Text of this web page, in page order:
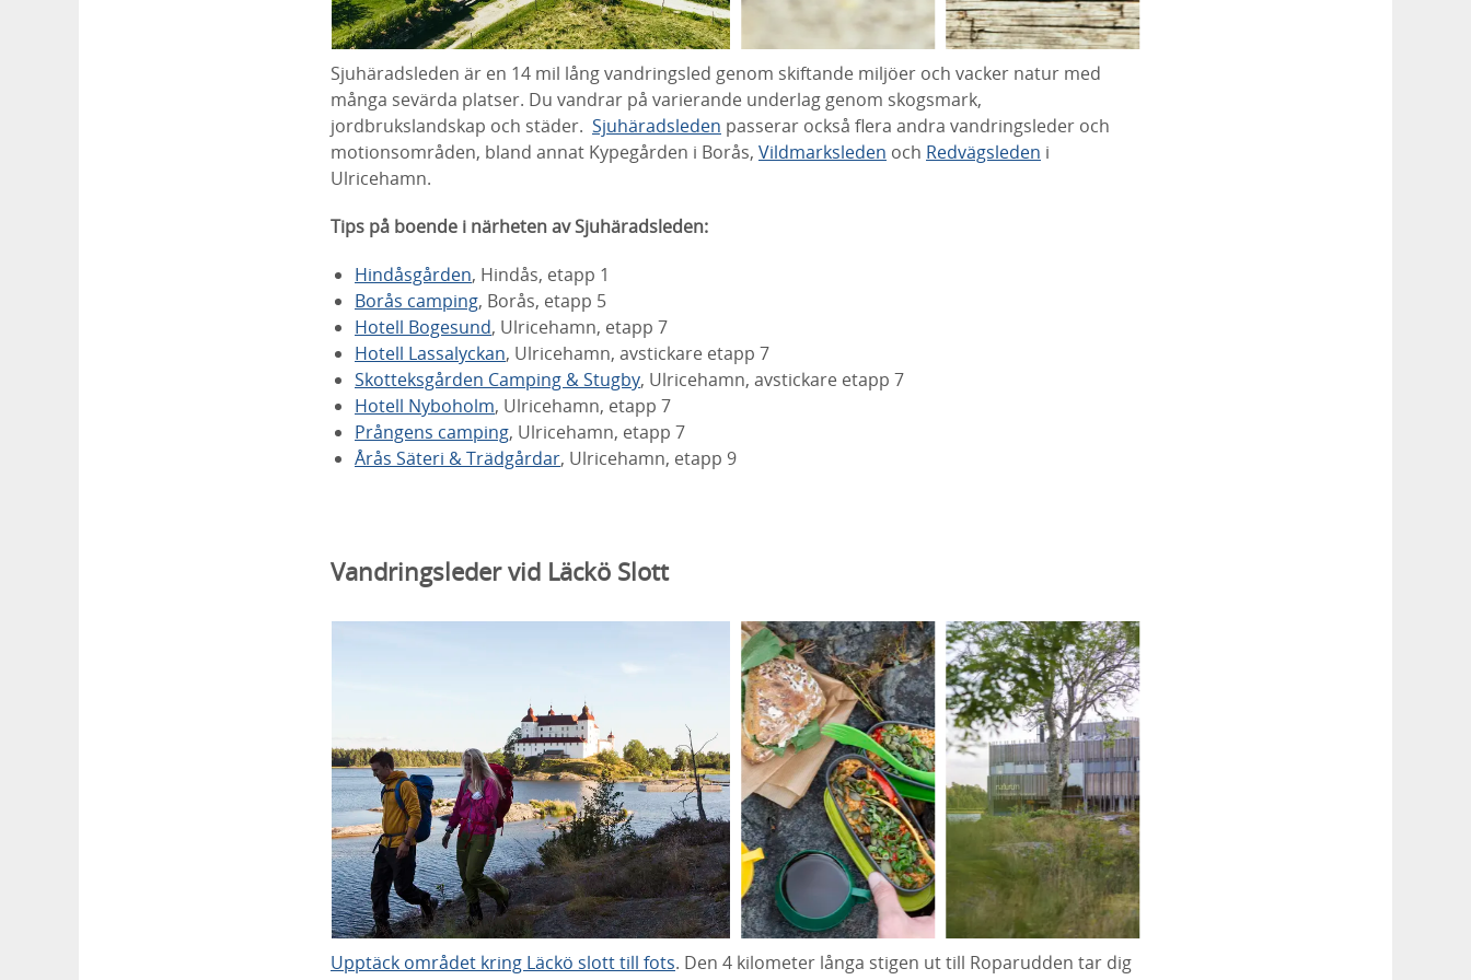
Sjuhäradsleden är en 14 mil lång vandringsled genom skiftande miljöer och vacker natur med
många sevärda platser. Du vandrar på varierande underlag genom skogsmark,
jordbrukslandskap och städer. Sjuhäradsleden passerar också flera andra vandringsleder och
motionsområden, bland annat Kypegården i Borås, Vildmarksleden och Redvägsleden i
Ulricehamn.
Tips på boende i närheten av Sjuhäradsleden:
Hindåsgården, Hindås, etapp 1
Borås camping, Borås, etapp 5
Hotell Bogesund, Ulricehamn, etapp 7
Hotell Lassalyckan, Ulricehamn, avstickare etapp 7
Skotteksgården Camping & Stugby, Ulricehamn, avstickare etapp 7
Hotell Nyboholm, Ulricehamn, etapp 7
Prångens camping, Ulricehamn, etapp 7
Årås Säteri & Trädgårdar, Ulricehamn, etapp 9
Vandringsleder vid Läckö Slott
Upptäck området kring Läckö slott till fots. Den 4 kilometer långa stigen ut till Roparudden tar dig